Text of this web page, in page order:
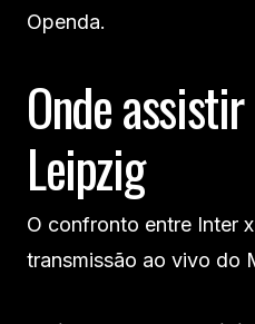
Openda.
Onde
Leipzig
O confronto entre Inter
transmissão ao vivo do